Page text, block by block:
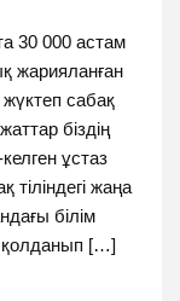
30 000 астам
жарияланған
сабақ
біздің
ұстаз
тіліндегі жаңа
білім
қолданып […]